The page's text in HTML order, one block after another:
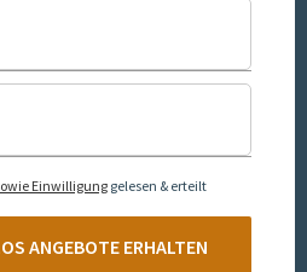
Einwilligung gelesen & erteilt
ANGEBOTE ERHALTEN